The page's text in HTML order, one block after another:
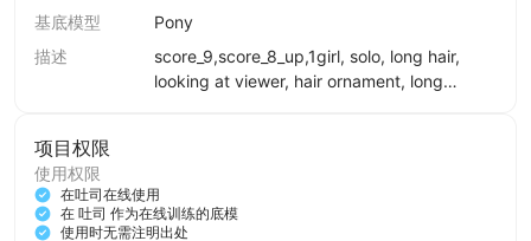
基底模型
Pony
描述
score_9,score_8_up,1girl, solo, long hair,
looking at viewer, hair ornament, long
项目权限
使用权限
在吐司在线使用
在 吐司 作为在线训练的底模
使用时无需注明出处